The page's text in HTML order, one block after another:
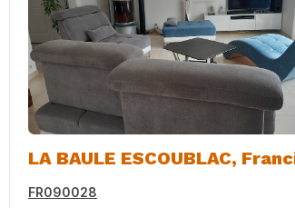
LA BAULE ESCOUBLAC,
FR090028